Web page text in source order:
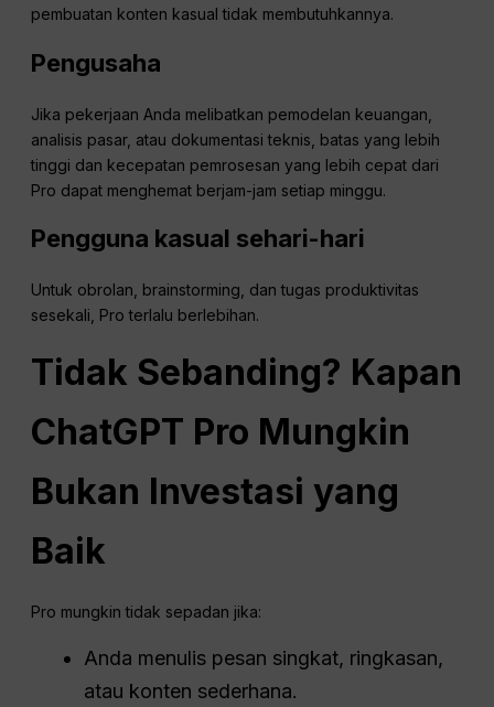
pembuatan konten kasual tidak membutuhkannya.
Pengusaha
Jika pekerjaan Anda melibatkan pemodelan keuangan,
analisis pasar, atau dokumentasi teknis, batas yang lebih
tinggi dan kecepatan pemrosesan yang lebih cepat dari
Pro dapat menghemat berjam-jam setiap minggu.
Pengguna kasual sehari-hari
Untuk obrolan, brainstorming, dan tugas produktivitas
sesekali, Pro terlalu berlebihan.
Tidak Sebanding? Kapan
ChatGPT Pro Mungkin
Bukan Investasi yang
Baik
Pro mungkin tidak sepadan jika:
Anda menulis pesan singkat, ringkasan,
atau konten sederhana.